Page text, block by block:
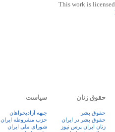
This work is
حقوق زنان
حقوق بشر
حقوق بشر در ایران
زنان ايران پرس نيوز
سیاست
جبهه آزادیخواهان
حزب مشروطه ایران
شورای ملی ایران